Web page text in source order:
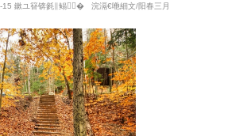
15 鏉ユ簮锛毿∥鳎� 浣滆€咃細文/阳春三月